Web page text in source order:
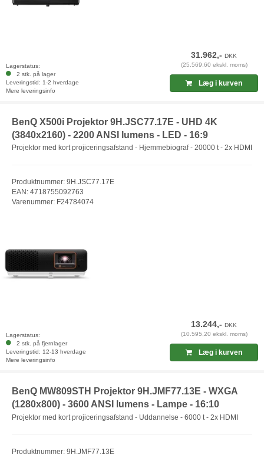
Lagerstatus:
2 stk. på lager
Leveringstid: 1-2 hverdage
Mere leveringsinfo
31.962,-DKK
(25.569,60 ekskl. moms)
Læg i kurven
BenQ X500i Projektor 9H.JSC77.17E - UHD 4K
(3840x2160) - 2200 ANSI lumens - LED - 16:9
Projektor med kort projiceringsafstand - Hjemmebiograf - 20000 t - 2x HDMI
Produktnummer: 9H.JSC77.17E
EAN: 4718755092763
Varenummer: F24784074
Lagerstatus:
2 stk. på fjernlager
Leveringstid: 12-13 hverdage
Mere leveringsinfo
13.244,-DKK
(10.595,20 ekskl. moms)
Læg i kurven
BenQ MW809STH Projektor 9H.JMF77.13E - WXGA
(1280x800) - 3600 ANSI lumens - Lampe - 16:10
Projektor med kort projiceringsafstand - Uddannelse - 6000 t - 2x HDMI
Produktnummer: 9H.JMF77.13E